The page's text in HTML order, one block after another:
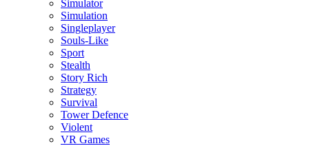
Simulator
Simulation
Singleplayer
Souls-Like
Sport
Stealth
Story Rich
Strategy
Survival
Tower Defence
Violent
VR Games